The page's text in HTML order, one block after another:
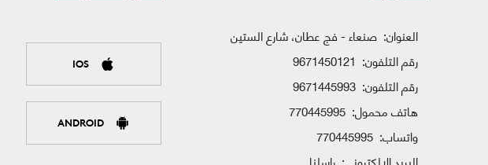
العنوان: صنعاء - فج عطان، شارع الستين
رقم التلفون: 9671450121
رقم التلفون: 9671445993
هاتف محمول: 770445995
واتساب: 770445995
IOS
ANDROID